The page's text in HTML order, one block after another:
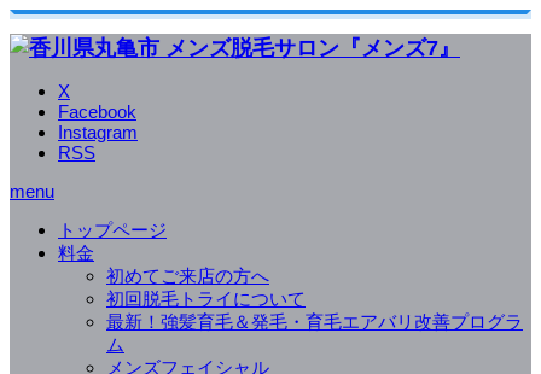
X
Facebook
Instagram
RSS
menu
トップページ
料金
初めてご来店の方へ
初回脱毛トライについて
最新！強髪育毛＆発毛・育毛エアバリ改善プログラ
ム
メンズフェイシャル